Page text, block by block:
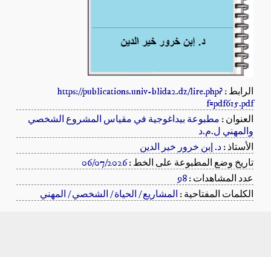
الرابط : https://publications.univ-blida2.dz/lire.php?
f=pdf615.pdf
العنوان : مطبوعة بيداغوجية في مقياس المشروع الشخصي
والمهني ل.م.د
الأستاذ : د. إبن خرور خير الدين
تاريخ وضع المطبوعة على الخط :06/07/2026
عدد المشاهدات : 98
الكلمات المفتاحية : المشاريع / الحياة / الشخصي / المهني